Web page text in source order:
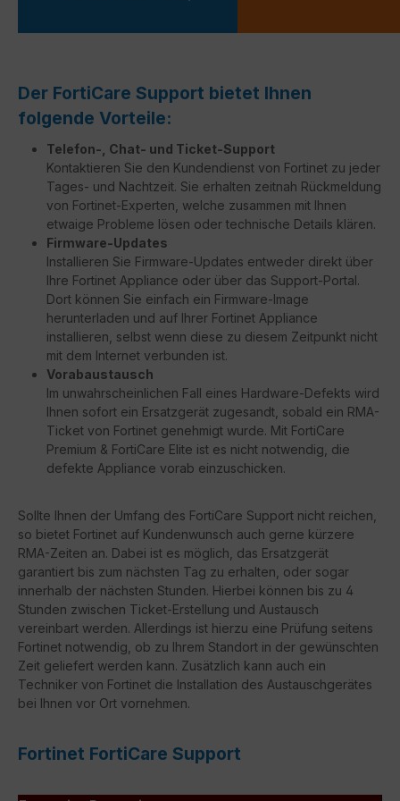
Der FortiCare Support bietet Ihnen
folgende Vorteile:
Telefon-, Chat- und Ticket-Support
Kontaktieren Sie den Kundendienst von Fortinet zu jeder
Tages- und Nachtzeit. Sie erhalten zeitnah Rückmeldung
von Fortinet-Experten, welche zusammen mit Ihnen
etwaige Probleme lösen oder technische Details klären.
Firmware-Updates
Installieren Sie Firmware-Updates entweder direkt über
Ihre Fortinet Appliance oder über das Support-Portal.
Dort können Sie einfach ein Firmware-Image
herunterladen und auf Ihrer Fortinet Appliance
installieren, selbst wenn diese zu diesem Zeitpunkt nicht
mit dem Internet verbunden ist.
Vorabaustausch
Im unwahrscheinlichen Fall eines Hardware-Defekts wird
Ihnen sofort ein Ersatzgerät zugesandt, sobald ein RMA-
Ticket von Fortinet genehmigt wurde. Mit FortiCare
Premium & FortiCare Elite ist es nicht notwendig, die
defekte Appliance vorab einzuschicken.
Sollte Ihnen der Umfang des FortiCare Support nicht reichen,
so bietet Fortinet auf Kundenwunsch auch gerne kürzere
RMA-Zeiten an. Dabei ist es möglich, das Ersatzgerät
garantiert bis zum nächsten Tag zu erhalten, oder sogar
innerhalb der nächsten Stunden. Hierbei können bis zu 4
Stunden zwischen Ticket-Erstellung und Austausch
vereinbart werden. Allerdings ist hierzu eine Prüfung seitens
Fortinet notwendig, ob zu Ihrem Standort in der gewünschten
Zeit geliefert werden kann. Zusätzlich kann auch ein
Techniker von Fortinet die Installation des Austauschgerätes
bei Ihnen vor Ort vornehmen.
Fortinet FortiCare Support